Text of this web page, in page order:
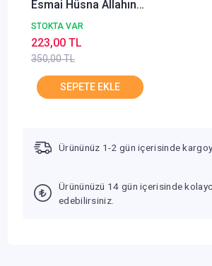
Esmai Hüsna Allahın
En Güzel İsimleri
Şebnem Pişkin
GÜLHANE
STOKTA VAR
350,00 TL
223,00 TL
Ürününüz 1-2 gün içerisinde
Ürününüzü 14 gün içerisinde
edebilirsiniz.